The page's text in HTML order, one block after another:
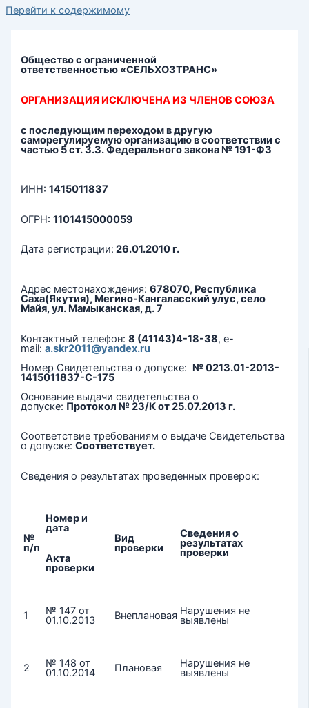
Перейти к содержимому
Общество с ограниченной
ответственностью «СЕЛЬХОЗТРАНС»
ОРГАНИЗАЦИЯ ИСКЛЮЧЕНА ИЗ ЧЛЕНОВ СОЮЗА
с последующим переходом в другую
саморегулируемую организацию в соответствии с
частью 5 ст. 3.3. Федерального закона № 191-ФЗ
ИНН:1415011837
ОГРН:1101415000059
Дата регистрации: 26.01.2010 г.
Адрес местонахождения:678070, Республика
Саха(Якутия), Мегино-Кангаласский улус, село
Майя, ул. Мамыканская, д. 7
Контактный телефон:8 (41143)4-18-38, e-
mail:a.skr2011@yandex.ru
Номер Свидетельства о допуске: № 0213.01-2013-
1415011837-С-175
Основание выдачи свидетельства о
допуске: Протокол № 23/К от 25.07.2013 г.
Соответствие требованиям о выдаче Свидетельства
о допуске:Соответствует.
Сведения о результатах проведенных проверок:
№
п/п
Номер и
дата
Акта
проверки
Вид
проверки
Сведения о
результатах
проверки
1 № 147 от
01.10.2013 Внеплановая Нарушения не
выявлены
2 № 148 от
01.10.2014 Плановая Нарушения не
выявлены